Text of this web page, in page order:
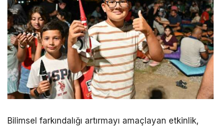
Bilimsel farkındalığı artırmayı amaçlayan etkinlik,